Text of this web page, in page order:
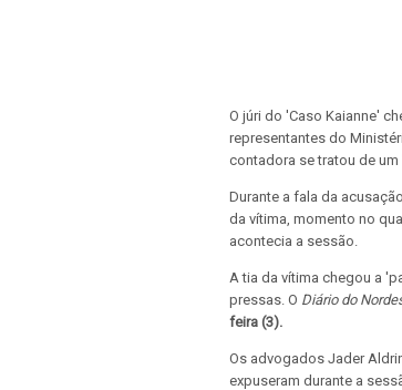
O júri do 'Caso Kaianne'
representantes do
contadora se tratou de um
Durante a fala da
da vítima, momento no
acontecia a sessão.
A tia da vítima chegou a
pressas. O Diário do
feira (3).
Os advogados Jader
expuseram durante a